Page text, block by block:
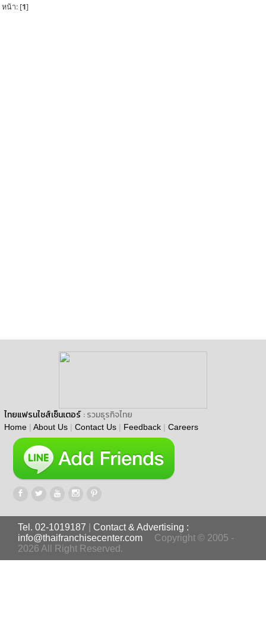
หน้า: [1]
ไทยแฟรนไชส์เซ็นเตอร์ : รวมธุรกิจไทย
Home | About Us | Contact Us | Feedback | Careers
Tel. 02-1019187
Contact & Advertising :
info@thaifranchisecenter.com
Copyright © 2005 -
2026 All Right Reserved.